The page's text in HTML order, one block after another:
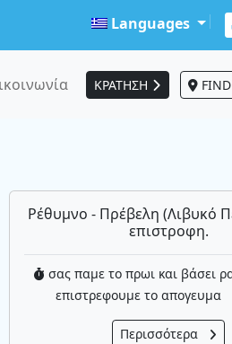
Languages
ΚΡΑΤΗΣΗ
Ρέθυμνο - Πρέβελη (Λιβυκό
επιστροφη.
σας παμε το πρωι και βάσει
επιστρεφουμε το απογευμα
Περισσότερα